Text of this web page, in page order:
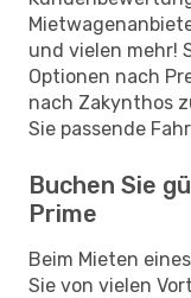
und vielen mehr!
Optionen nach
nach Zakynthos
Sie passende
Buchen Sie
Prime
Beim Mieten
Sie von vielen